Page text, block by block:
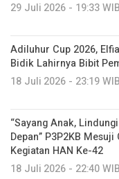
29 Juli 2026 - 19:33 WIB
Adiluhur Cup 2026,
Bidik Lahirnya Bibit
18 Juli 2026 - 23:19 WIB
“Sayang Anak,
Depan” P3P2KB
Kegiatan HAN Ke-42
18 Juli 2026 - 22:40 WIB